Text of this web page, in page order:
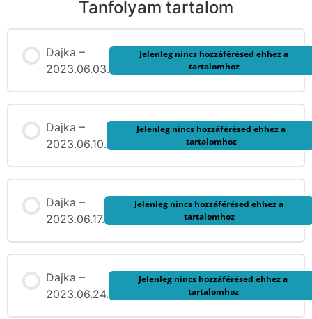
Tanfolyam tartalom
Dajka –
2023.06.03.
Jelenleg nincs hozzáférésed ehhez a
tartalomhoz
Dajka –
2023.06.10.
Jelenleg nincs hozzáférésed ehhez a
tartalomhoz
Dajka –
2023.06.17.
Jelenleg nincs hozzáférésed ehhez a
tartalomhoz
Dajka –
2023.06.24.
Jelenleg nincs hozzáférésed ehhez a
tartalomhoz